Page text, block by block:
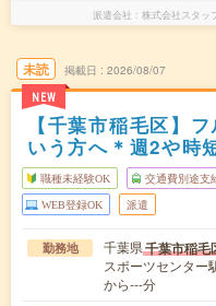
派遣会社 株式会社スタッ
未読
NEW
掲載日 2026/08/07
【千葉市稲毛区】
いう方へ＊週2や時
職種未経験OK 交通費別途支
WEB登録OK 派遣
勤務地 千葉県千葉市稲毛
スポーツセンター
から---分